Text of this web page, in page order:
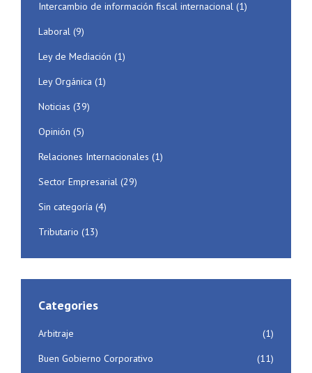
Intercambio de información fiscal internacional (1)
Laboral (9)
Ley de Mediación (1)
Ley Orgánica (1)
Noticias (39)
Opinión (5)
Relaciones Internacionales (1)
Sector Empresarial (29)
Sin categoría (4)
Tributario (13)
Categories
Arbitraje
(1)
Buen Gobierno Corporativo
(11)